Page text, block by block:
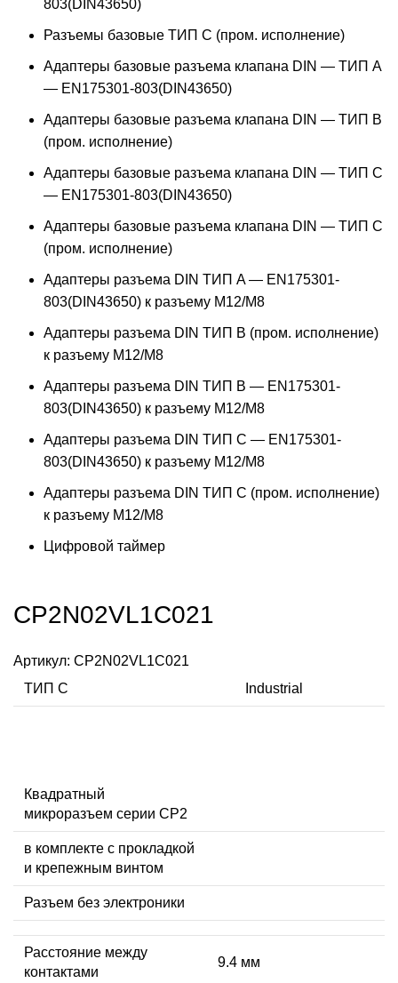
803(DIN43650)
Разъемы базовые ТИП C (пром. исполнение)
Адаптеры базовые разъема клапана DIN — ТИП A
— EN175301-803(DIN43650)
Адаптеры базовые разъема клапана DIN — ТИП B
(пром. исполнение)
Адаптеры базовые разъема клапана DIN — ТИП C
— EN175301-803(DIN43650)
Адаптеры базовые разъема клапана DIN — ТИП C
(пром. исполнение)
Адаптеры разъема DIN ТИП A — EN175301-
803(DIN43650) к разъему M12/M8
Адаптеры разъема DIN ТИП B (пром. исполнение)
к разъему M12/M8
Адаптеры разъема DIN ТИП B — EN175301-
803(DIN43650) к разъему M12/M8
Адаптеры разъема DIN ТИП C — EN175301-
803(DIN43650) к разъему M12/M8
Адаптеры разъема DIN ТИП C (пром. исполнение)
к разъему M12/M8
Цифровой таймер
CP2N02VL1C021
Артикул: CP2N02VL1C021
ТИП C
Industrial
Квадратный
микроразъем серии CP2
в комплекте с прокладкой
и крепежным винтом
Разъем без электроники
Расстояние между
контактами
9.4 мм